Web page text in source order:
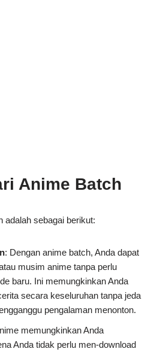
Anime Batch
adalah sebagai berikut:
: Dengan anime batch, Anda dapat
musim anime tanpa perlu
baru. Ini memungkinkan Anda
secara keseluruhan tanpa jeda
pengalaman menonton.
memungkinkan Anda
Anda tidak perlu men-download